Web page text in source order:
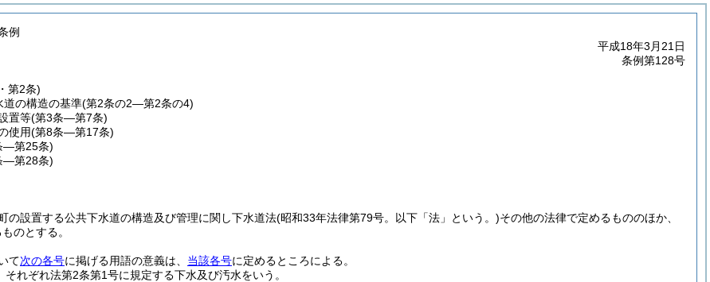
例
平成18年3月21日
条例第128号
第2条)
道の構造の基準(第2条の2―第2条の4)
置等(第3条―第7条)
使用(第8条―第17条)
―第25条)
―第28条)
の設置する公共下水道の構造及び管理に関し下水道法(昭和33年法律第79号。以下「法」という。)その他の法律で定めるもののほか、
のとする。
て次の各号に掲げる用語の意義は、 当該各号に定めるところによる。
れぞれ法第2条第1号に規定する下水及び汚水をいう。